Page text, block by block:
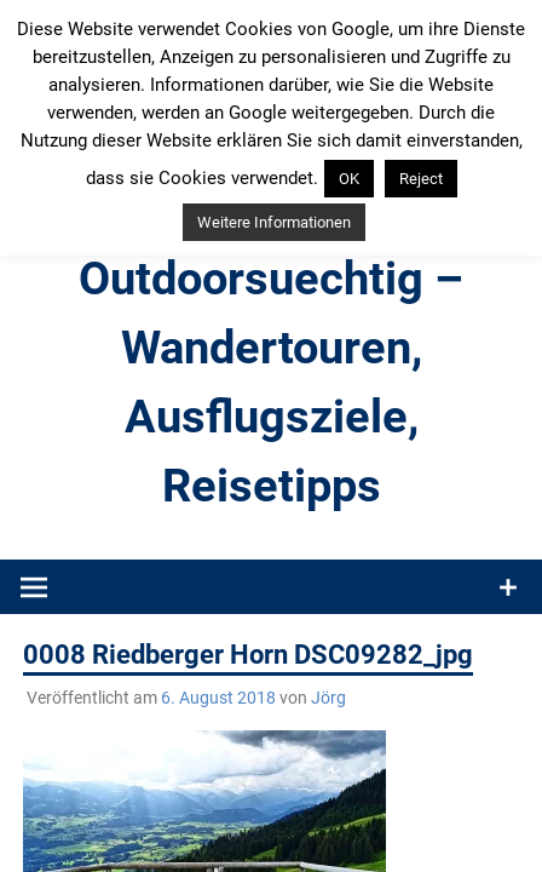
Inhalt
springen
Outdoorsuechtig –
Wandertouren,
Ausflugsziele,
Reisetipps
Produkttests und Buchrezensionen. Ein Blog für alle, die gern
0008 Riedberger Horn DSC09282_jpg
Veröffentlicht am 6. August 2018 von Jörg
Diese Website verwendet Cookies von Google, um ihre Dienste
bereitzustellen, Anzeigen zu personalisieren und Zugriffe zu
analysieren. Informationen darüber, wie Sie die Website
verwenden, werden an Google weitergegeben. Durch die
Nutzung dieser Website erklären Sie sich damit einverstanden,
dass sie Cookies verwendet.
OK Reject
Weitere Informationen